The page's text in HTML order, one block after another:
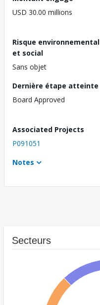
USD 30.00 millions
Risque environnemental
et social
Sans objet
Dernière étape atteinte
Board Approved
Associated Projects
P091051
Notes
Secteurs